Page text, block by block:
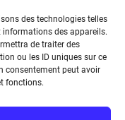
des technologies telles
informations des appareils.
de traiter des
ou les ID uniques sur ce
consentement peut avoir
fonctions.
d’André-
9412Z TVA intra-